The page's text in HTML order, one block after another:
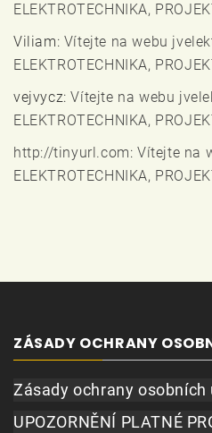
ELEKTROTECHNIKA,
Viliam: Vítejte na webu
ELEKTROTECHNIKA,
vejvycz:Vítejte na webu
ELEKTROTECHNIKA,
http://tinyurl.com:Vítejte na
ELEKTROTECHNIKA,
ZÁSADY OCHRANY
Zásady ochrany osobních
UPOZORNĚNÍ PLATNÉ